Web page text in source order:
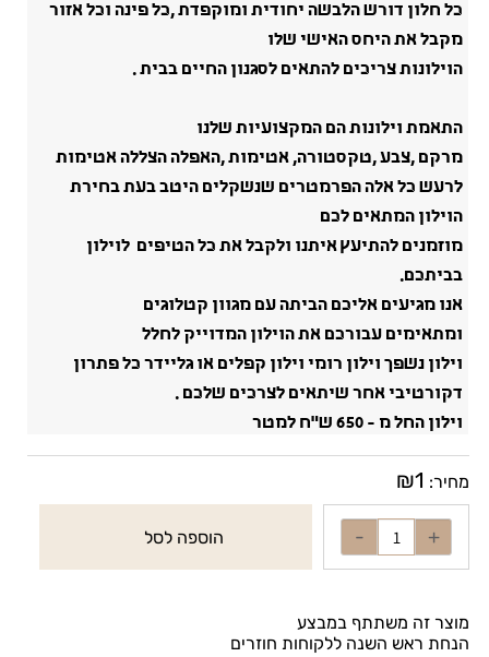
כל חלון דורש הלבשה יחודית ומוקפדת ,כל פינה וכל אזור
מקבל את היחס האישי שלו
הוילונות צריכים להתאים לסגנון החיים בבית .
התאמת וילונות הם המקצועיות שלנו
מרקם ,צבע ,טקסטורה, אטימות ,האפלה הצללה אטימות
לרעש כל אלה הפרמטרים שנשקלים היטב בעת בחירת
הוילון המתאים לכם
מוזמנים להתיעץ איתנו ולקבל את כל הטיפים לוילון
בביתכם.
אנו מגיעים אליכם הביתה עם מגוון קטלוגים
ומתאימים עבורכם את הוילון המדוייק לחלל
וילון נשפך וילון רומי וילון קפלים או גליידר כל פתרון
דקורטיבי אחר שיתאים לצרכים שלכם .
וילון החל מ - 650 ש"ח למטר
מחיר: ₪1
הוספה לסל
מוצר זה משתתף במבצע
הנחת ראש השנה ללקוחות חוזרים